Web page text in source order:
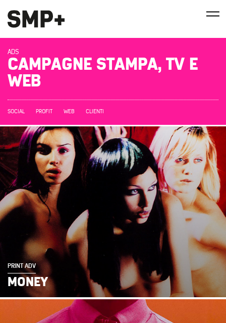
ADS
CAMPAGNE STAMPA, TV E
WEB
SOCIAL PROFIT WEB CLIENTI
PRINT ADV
MONEY